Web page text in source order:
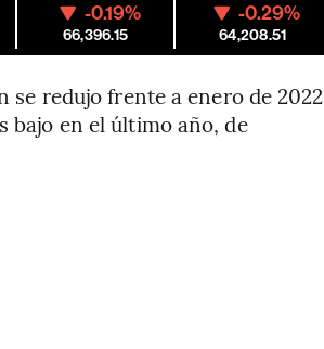
-0.19%
66,396.15
-0.29%
64,208.51
se redujo frente a enero de 2022
bajo en el último año, de